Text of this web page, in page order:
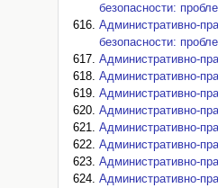
безопасности:
Административно-
безопасности:
Административно-
Административно-
Административно-
Административно-
Административно-
Административно-
Административно-
Административно-